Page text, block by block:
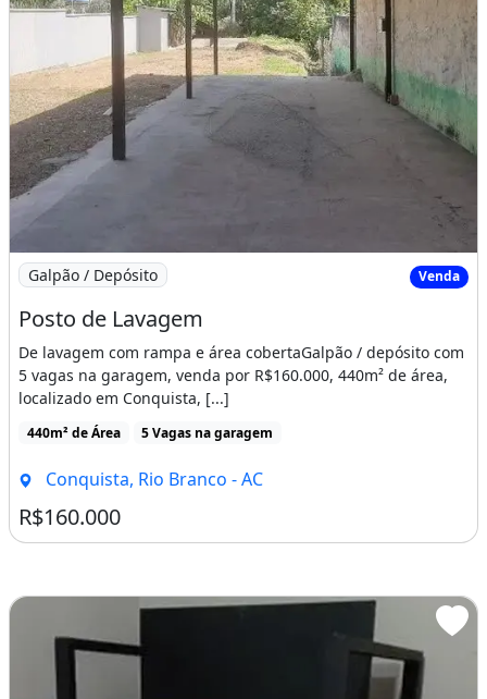
Imagem: Posto de Lavagem
Galpão / Depósito Venda
Posto de Lavagem
De lavagem com rampa e área cobertaGalpão / depósito com
5 vagas na garagem, venda por R$160.000, 440m² de área,
localizado em Conquista, [...]
440m² de Área 5 Vagas na garagem
Conquista, Rio Branco - AC
R$160.000